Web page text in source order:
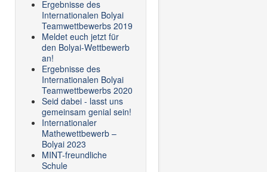
Ergebnisse des
Internationalen Bolyai
Teamwettbewerbs 2019
Meldet euch jetzt für
den Bolyai-Wettbewerb
an!
Ergebnisse des
Internationalen Bolyai
Teamwettbewerbs 2020
Seid dabei - lasst uns
gemeinsam genial sein!
Internationaler
Mathewettbewerb –
Bolyai 2023
MINT-freundliche
Schule